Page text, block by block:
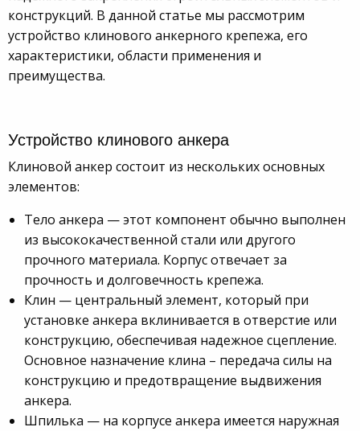
конструкций. В данной статье мы рассмотрим
устройство клинового анкерного крепежа, его
характеристики, области применения и
преимущества.
Устройство клинового анкера
Клиновой анкер состоит из нескольких основных
элементов:
Тело анкера — этот компонент обычно выполнен
из высококачественной стали или другого
прочного материала. Корпус отвечает за
прочность и долговечность крепежа.
Клин — центральный элемент, который при
установке анкера вклинивается в отверстие или
конструкцию, обеспечивая надежное сцепление.
Основное назначение клина – передача силы на
конструкцию и предотвращение выдвижения
анкера.
Шпилька — на корпусе анкера имеется наружная